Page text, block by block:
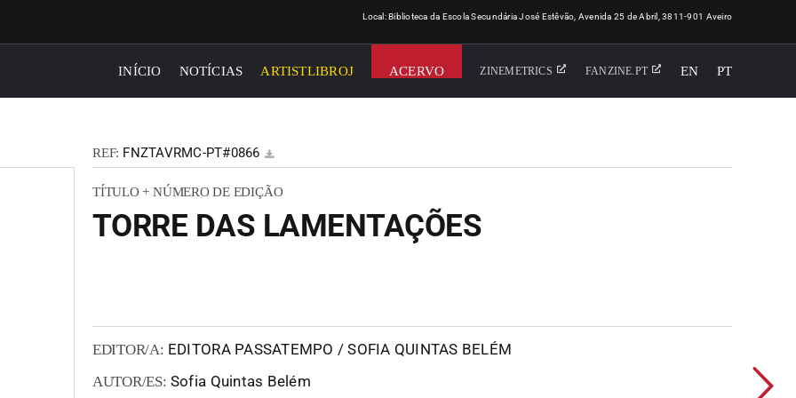
Local: Biblioteca da Escola Secundária José Estêvão, Avenida 25 de Abril, 3811-901 Aveiro
INÍCIO NOTÍCIAS ARTISTLIBROJ ACERVO ZINEMETRICS FANZINE.PT EN PT
REF: FNZTAVRMC-PT#0866
TÍTULO + NÚMERO DE EDIÇÃO
TORRE DAS LAMENTAÇÕES
EDITOR/A: EDITORA PASSATEMPO / SOFIA QUINTAS BELÉM
AUTOR/ES: Sofia Quintas Belém